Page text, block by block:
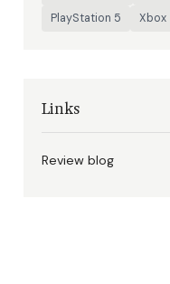
PlayStation 5
Xbox
Links
Review blog